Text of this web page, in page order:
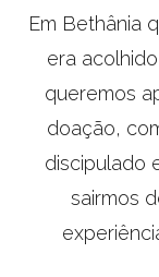
Em Bethânia
era
queremos
doação,
discipulado
sairmos